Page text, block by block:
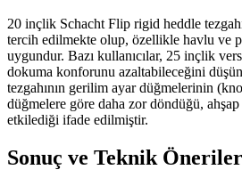
20 inçlik Schacht Flip rigid heddle
tercih edilmekte olup, özellikle havlu ve
uygundur. Bazı kullanıcılar, 25 inçlik
dokuma konforunu azaltabileceğini
tezgahının gerilim ayar düğmelerinin
düğmelere göre daha zor döndüğü,
etkilediği ifade edilmiştir.
Sonuç ve Teknik Öneriler